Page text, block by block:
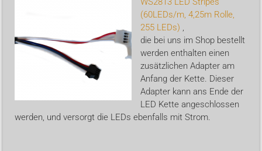
(60LEDs/m, 4,25m Rolle,
255 LEDs) ,
die bei uns im Shop bestellt
werden enthalten einen
zusätzlichen Adapter am
Anfang der Kette. Dieser
Adapter kann ans Ende der
LED Kette angeschlossen
werden, und versorgt die LEDs ebenfalls mit Strom.